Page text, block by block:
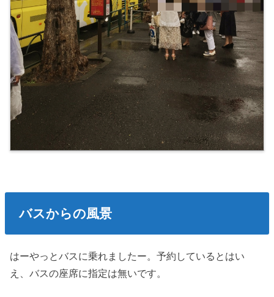
バスからの風景
はーやっとバスに乗れましたー。予約しているとはい
え、バスの座席に指定は無いです。